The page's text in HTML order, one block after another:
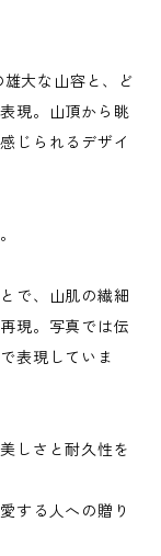
大な山容と、ど
現。山頂から眺
じられるデザイ
で、山肌の繊細
現。写真では伝
表現していま
しさと耐久性を
する人への贈り